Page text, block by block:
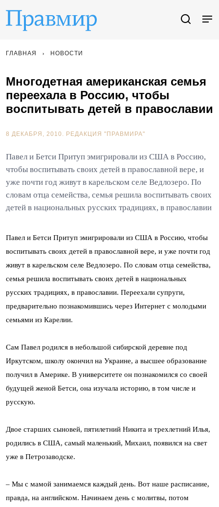
ГЛАВНАЯ НОВОСТИ
Многодетная американская семья
переехала в Россию, чтобы
воспитывать детей в православии
8 ДЕКАБРЯ, 2010. РЕДАКЦИЯ "ПРАВМИРА"
Павел и Бетси Притуп эмигрировали из США в Россию,
чтобы воспитывать своих детей в православной вере, и
уже почти год живут в карельском селе Ведлозеро. По
словам отца семейства, семья решила воспитывать своих
детей в национальных русских традициях, в православии
Павел и Бетси Притуп эмигрировали из США в Россию, чтобы
воспитывать своих детей в православной вере, и уже почти год
живут в карельском селе Ведлозеро. По словам отца семейства,
семья решила воспитывать своих детей в национальных
русских традициях, в православии. Переехали супруги,
предварительно познакомившись через Интернет с молодыми
семьями из Карелии.
Сам Павел родился в небольшой сибирской деревне под
Иркутском, школу окончил на Украине, а высшее образование
получил в Америке. В университете он познакомился со своей
будущей женой Бетси, она изучала историю, в том числе и
русскую.
Двое старших сыновей, пятилетний Никита и трехлетний Илья,
родились в США, самый маленький, Михаил, появился на свет
уже в Петрозаводске.
– Мы с мамой занимаемся каждый день. Вот наше расписание,
правда, на английском. Начинаем день с молитвы, потом